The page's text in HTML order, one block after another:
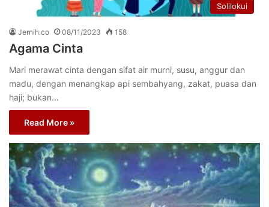
Solilokui
Jernih.co 08/11/2023 158
Agama Cinta
Mari merawat cinta dengan sifat air murni, susu, anggur dan
madu, dengan menangkap api sembahyang, zakat, puasa dan
haji; bukan…
Read More »